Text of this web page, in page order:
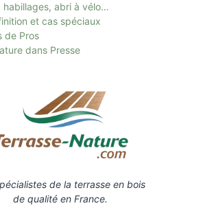
habillages, abri à vélo…
et cas spéciaux
de Pros
dans Presse
de la terrasse en bois
de qualité en France.